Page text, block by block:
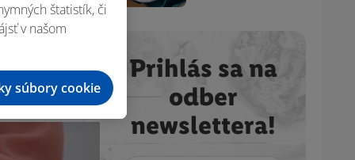
Prihlás sa na
odber
newslettera!
štatistík, či
v našom
súbory cookie